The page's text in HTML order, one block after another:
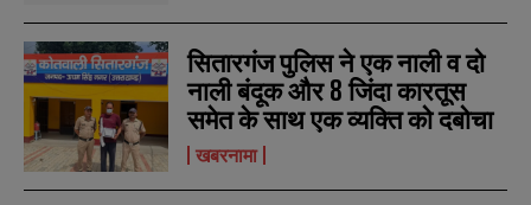
सितारगंज पुलिस ने एक नाली व दो
नाली बंदूक और 8 जिंदा कारतूस
समेत के साथ एक व्यक्ति को दबोचा
खबरनामा